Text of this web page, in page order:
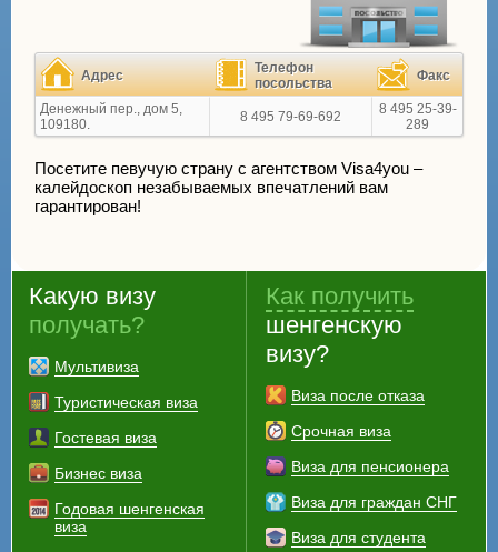
Адрес
Телефон
посольства
Факс
Денежный пер., дом 5,
109180.
8 495 79-69-692
8 495 25-39-
289
Посетите певучую страну с агентством Visa4you –
калейдоскоп незабываемых впечатлений вам
гарантирован!
Какую визу
получать?
Мультивиза
Туристическая виза
Гостевая виза
Бизнес виза
Годовая шенгенская
виза
Как получить
шенгенскую
визу?
Виза после отказа
Срочная виза
Виза для пенсионера
Виза для граждан СНГ
Виза для студента